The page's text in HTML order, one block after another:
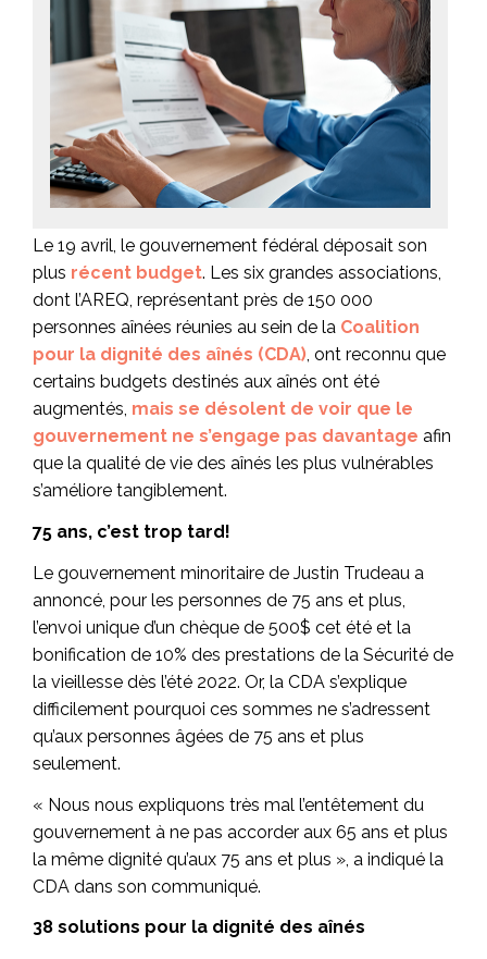
Le 19 avril, le gouvernement fédéral déposait son
plus récent budget. Les six grandes associations,
dont l’AREQ, représentant près de 150 000
personnes aînées réunies au sein de la Coalition
pour la dignité des aînés (CDA), ont reconnu que
certains budgets destinés aux aînés ont été
augmentés, mais se désolent de voir que le
gouvernement ne s’engage pas davantage afin
que la qualité de vie des aînés les plus vulnérables
s’améliore tangiblement.
75 ans, c’est trop tard!
Le gouvernement minoritaire de Justin Trudeau a
annoncé, pour les personnes de 75 ans et plus,
l’envoi unique d’un chèque de 500$ cet été et la
bonification de 10% des prestations de la Sécurité de
la vieillesse dès l’été 2022. Or, la CDA s’explique
difficilement pourquoi ces sommes ne s’adressent
qu’aux personnes âgées de 75 ans et plus
seulement.
« Nous nous expliquons très mal l’entêtement du
gouvernement à ne pas accorder aux 65 ans et plus
la même dignité qu’aux 75 ans et plus », a indiqué la
CDA dans son communiqué.
38 solutions pour la dignité des aînés